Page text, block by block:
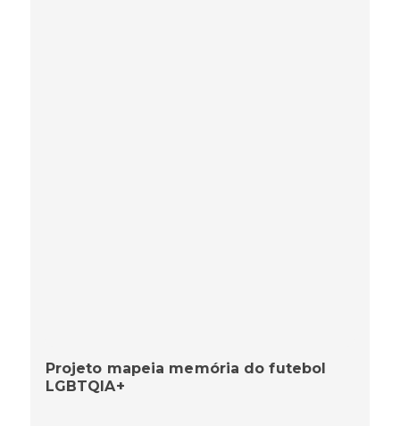
Projeto mapeia memória do futebol
LGBTQIA+